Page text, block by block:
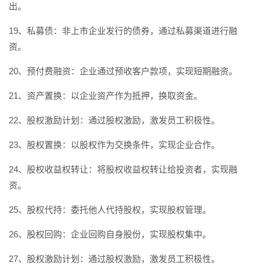
出。
19、私募债：非上市企业发行的债券，通过私募渠道进行融
资。
20、预付费融资：企业通过预收客户款项，实现短期融资。
21、资产置换：以企业资产作为抵押，换取资金。
22、股权激励计划：通过股权激励，激发员工积极性。
23、股权置换：以股权作为交换条件，实现企业合作。
24、股权收益权转让：将股权收益权转让给投资者，实现融
资。
25、股权代持：委托他人代持股权，实现股权管理。
26、股权回购：企业回购自身股份，实现股权集中。
27、股权激励计划：通过股权激励，激发员工积极性。